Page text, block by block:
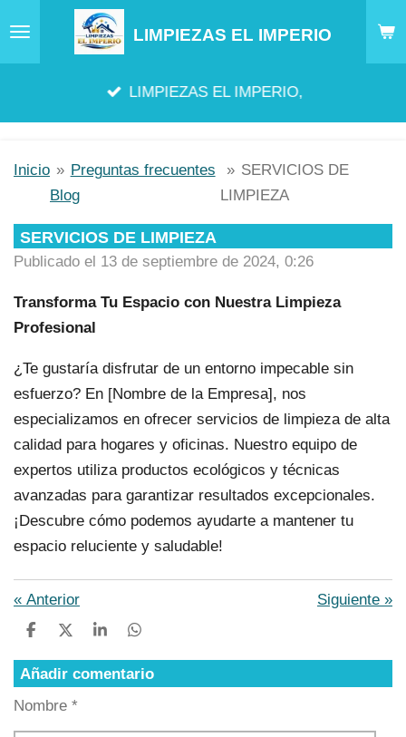
LIMPIEZAS EL IMPERIO
LIMPIEZAS EL IMPERIO,
Inicio » Preguntas frecuentes
Blog
» SERVICIOS DE
LIMPIEZA
SERVICIOS DE LIMPIEZA
Publicado el 13 de septiembre de 2024, 0:26
Transforma Tu Espacio con Nuestra Limpieza
Profesional
¿Te gustaría disfrutar de un entorno impecable sin
esfuerzo? En [Nombre de la Empresa], nos
especializamos en ofrecer servicios de limpieza de alta
calidad para hogares y oficinas. Nuestro equipo de
expertos utiliza productos ecológicos y técnicas
avanzadas para garantizar resultados excepcionales.
¡Descubre cómo podemos ayudarte a mantener tu
espacio reluciente y saludable!
« Anterior Siguiente »
C
m
p
r
t
C
p
r
t
C
p
t
C
m
p
t
Añadir comentario
Nombre *